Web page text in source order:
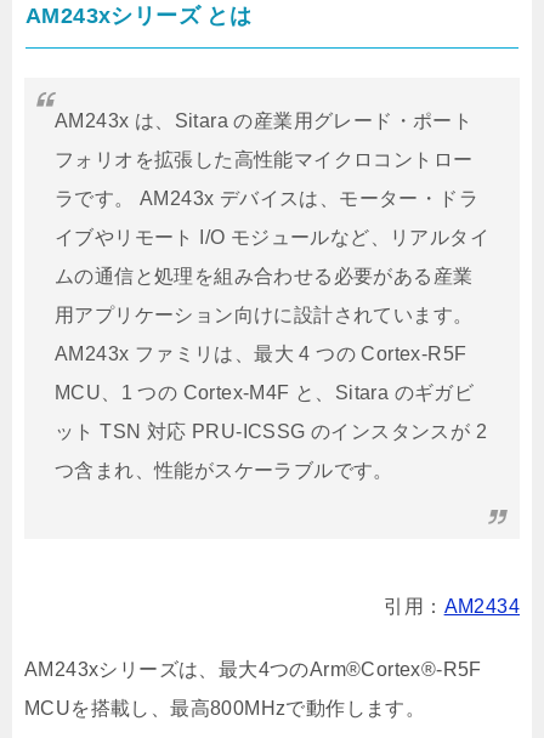
AM243xシリーズ とは
AM243x は、Sitara の産業用グレード・ポート
フォリオを拡張した高性能マイクロコントロー
ラです。 AM243x デバイスは、モーター・ドラ
イブやリモート I/O モジュールなど、リアルタイ
ムの通信と処理を組み合わせる必要がある産業
用アプリケーション向けに設計されています。
AM243x ファミリは、最大 4 つの Cortex-R5F
MCU、1 つの Cortex-M4F と、Sitara のギガビ
ット TSN 対応 PRU-ICSSG のインスタンスが 2
つ含まれ、性能がスケーラブルです。
引用： AM2434
AM243xシリーズは、最大4つのArm®Cortex®-R5F
MCUを搭載し、最高800MHzで動作します。